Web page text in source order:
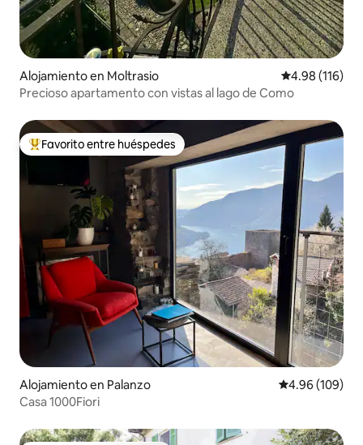
Alojamiento en Moltrasio Calificación
4.98 (116)
Precioso apartamento con vistas al lago de Como
Favorito entre huéspedes preferido
Favorito entre huéspedes
Alojamiento en Palanzo Calificación
4.96 (109)
Casa 1000Fiori